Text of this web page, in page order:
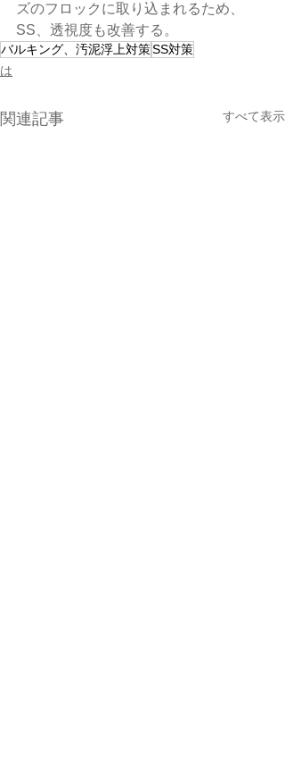
ズのフロックに取り込まれるため、
SS、透視度も改善する。
バルキング、汚泥浮上対策SS対策
は
関連記事 すべて表示